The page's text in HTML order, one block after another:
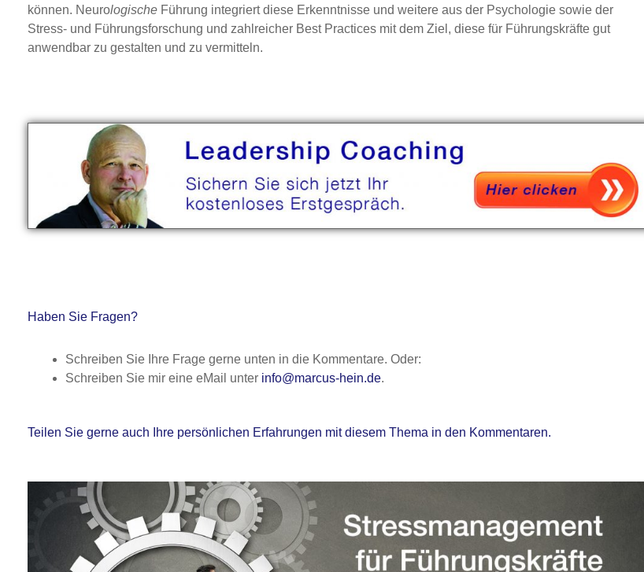
können. Neurologische Führung integriert diese Erkenntnisse und weitere aus der Psychologie sowie der
Stress- und Führungsforschung und zahlreicher Best Practices mit dem Ziel, diese für Führungskräfte gut
anwendbar zu gestalten und zu vermitteln.
Haben Sie Fragen?
Schreiben Sie Ihre Frage gerne unten in die Kommentare. Oder:
Schreiben Sie mir eine eMail unter info@marcus-hein.de.
Teilen Sie gerne auch Ihre persönlichen Erfahrungen mit diesem Thema in den Kommentaren.